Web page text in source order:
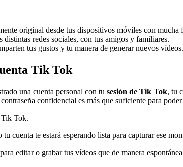
original desde tus dispositivos móviles con mucha
distintas redes sociales, con tus amigos y familiares.
tus gustos y tu manera de generar nuevos vídeos.
Tik Tok
una cuenta personal con tu sesión de Tik Tok, tu
confidencial es más que suficiente para
Tik Tok.
cuenta te estará esperando lista para capturar ese
editar o grabar tus vídeos que de manera